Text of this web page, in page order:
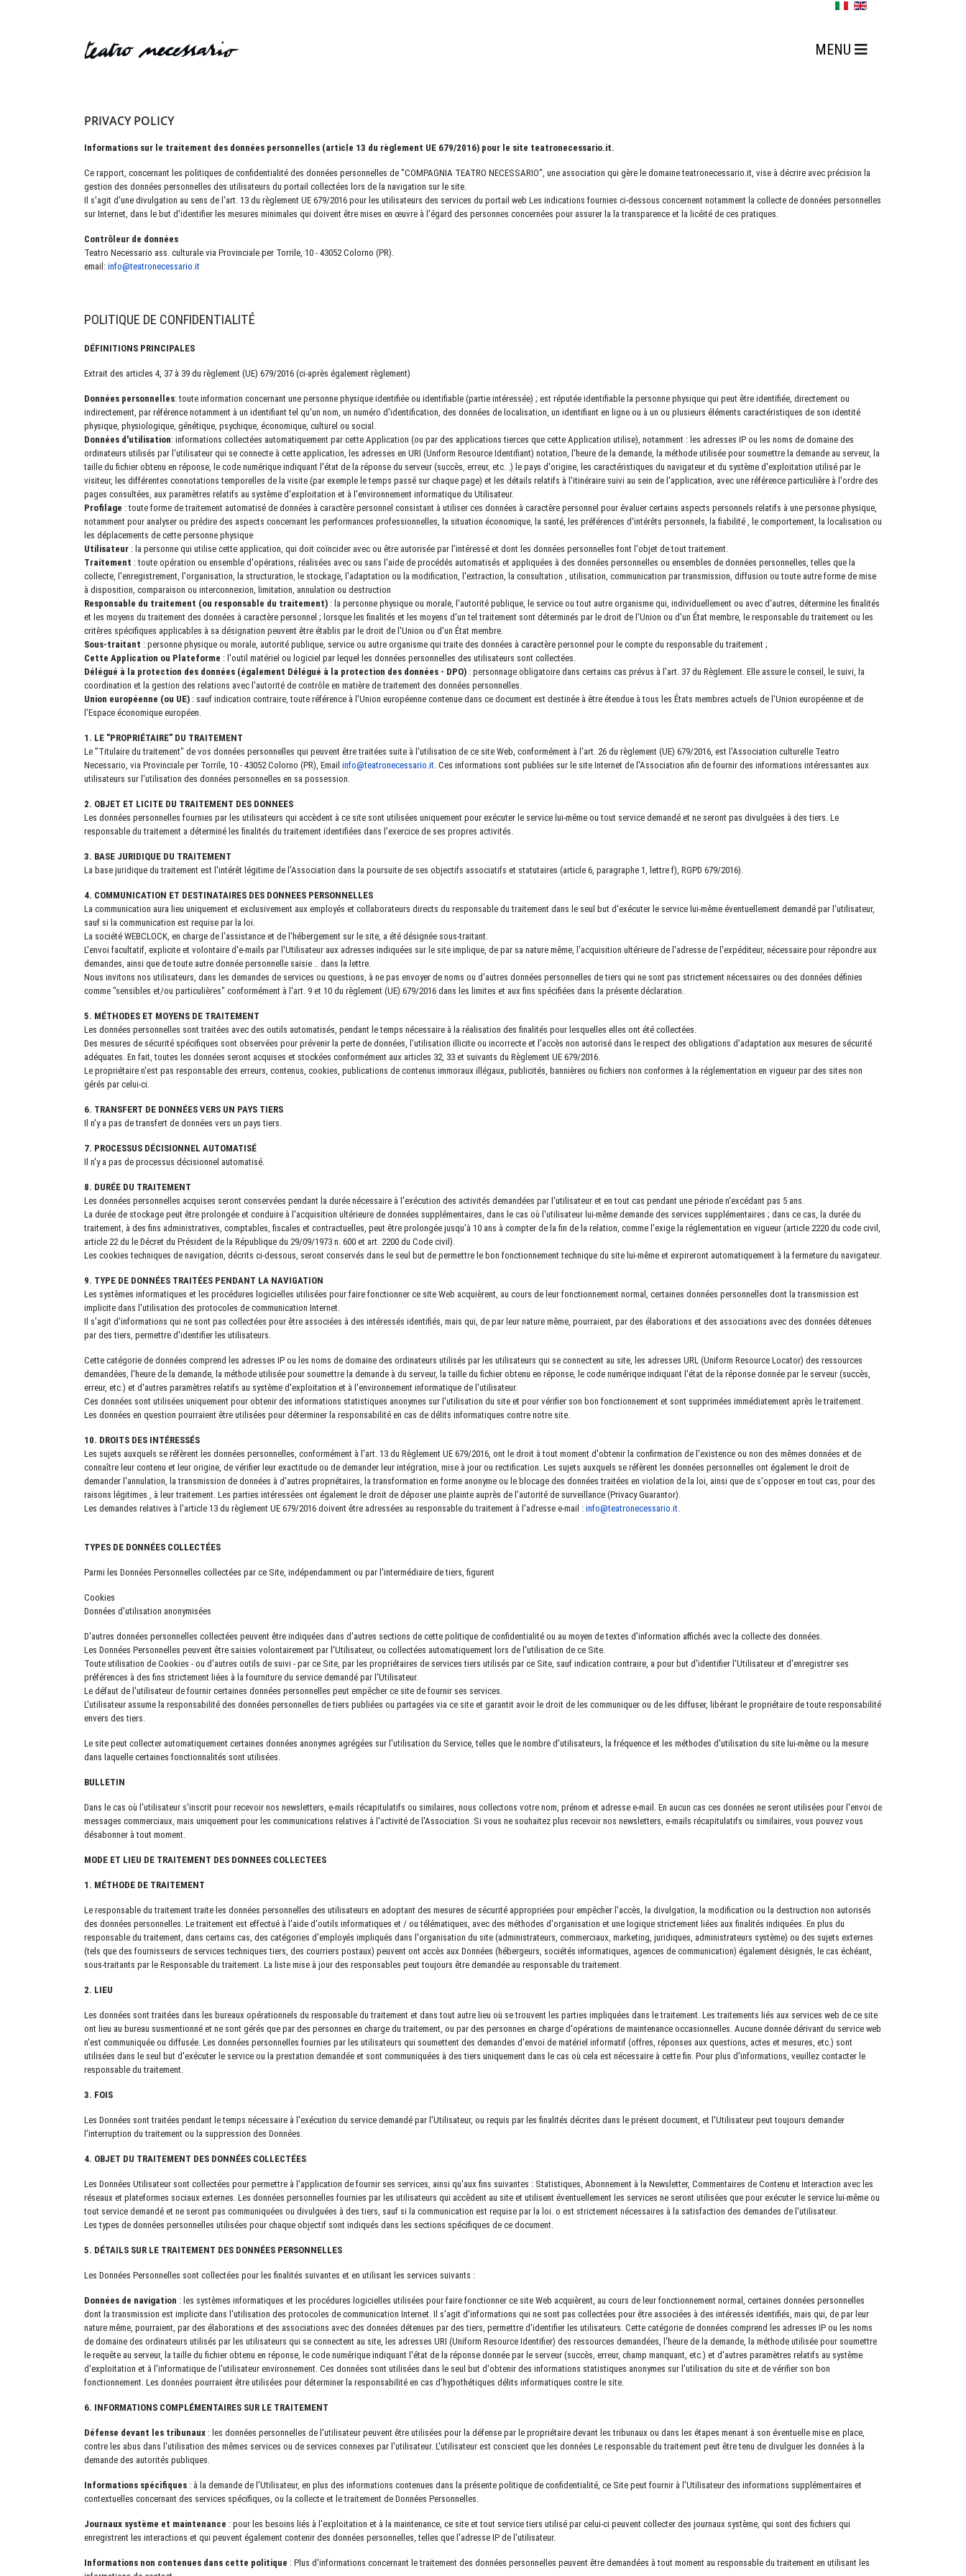
PRIVACY POLICY
Informations sur le traitement des données personnelles (article 13 du règlement UE 679/2016) pour le site teatronecessario.it.
Ce rapport, concernant les politiques de confidentialité des données personnelles de "COMPAGNIA TEATRO NECESSARIO", une association qui gère le domaine teatronecessario.it, vise à décrire avec précision la
gestion des données personnelles des utilisateurs du portail collectées lors de la navigation sur le site.
Il s'agit d'une divulgation au sens de l'art. 13 du règlement UE 679/2016 pour les utilisateurs des services du portail web Les indications fournies ci-dessous concernent notamment la collecte de données personnelles
sur Internet, dans le but d'identifier les mesures minimales qui doivent être mises en œuvre à l'égard des personnes concernées pour assurer la la transparence et la licéité de ces pratiques.
Contrôleur de données
Teatro Necessario ass. culturale via Provinciale per Torrile, 10 - 43052 Colorno (PR).
email: info@teatronecessario.it
POLITIQUE DE CONFIDENTIALITÉ
DÉFINITIONS PRINCIPALES
Extrait des articles 4, 37 à 39 du règlement (UE) 679/2016 (ci-après également règlement)
Données personnelles: toute information concernant une personne physique identifiée ou identifiable (partie intéressée) ; est réputée identifiable la personne physique qui peut être identifiée, directement ou
indirectement, par référence notamment à un identifiant tel qu'un nom, un numéro d'identification, des données de localisation, un identifiant en ligne ou à un ou plusieurs éléments caractéristiques de son identité
physique, physiologique, génétique, psychique, économique, culturel ou social.
Données d'utilisation: informations collectées automatiquement par cette Application (ou par des applications tierces que cette Application utilise), notamment : les adresses IP ou les noms de domaine des
ordinateurs utilisés par l'utilisateur qui se connecte à cette application, les adresses en URI (Uniform Resource Identifiant) ​​notation, l'heure de la demande, la méthode utilisée pour soumettre la demande au serveur, la
taille du fichier obtenu en réponse, le code numérique indiquant l'état de la réponse du serveur (succès, erreur, etc. .) le pays d'origine, les caractéristiques du navigateur et du système d'exploitation utilisé par le
visiteur, les différentes connotations temporelles de la visite (par exemple le temps passé sur chaque page) et les détails relatifs à l'itinéraire suivi au sein de l'application, avec une référence particulière à l'ordre des
pages consultées, aux paramètres relatifs au système d'exploitation et à l'environnement informatique du Utilisateur.
Profilage : toute forme de traitement automatisé de données à caractère personnel consistant à utiliser ces données à caractère personnel pour évaluer certains aspects personnels relatifs à une personne physique,
notamment pour analyser ou prédire des aspects concernant les performances professionnelles, la situation économique, la santé, les préférences d'intérêts personnels, la fiabilité , le comportement, la localisation ou
les déplacements de cette personne physique
Utilisateur : la personne qui utilise cette application, qui doit coïncider avec ou être autorisée par l'intéressé et dont les données personnelles font l'objet de tout traitement.
Traitement : toute opération ou ensemble d'opérations, réalisées avec ou sans l'aide de procédés automatisés et appliquées à des données personnelles ou ensembles de données personnelles, telles que la
collecte, l'enregistrement, l'organisation, la structuration, le stockage, l'adaptation ou la modification, l'extraction, la consultation , utilisation, communication par transmission, diffusion ou toute autre forme de mise
à disposition, comparaison ou interconnexion, limitation, annulation ou destruction
Responsable du traitement (ou responsable du traitement) : la personne physique ou morale, l'autorité publique, le service ou tout autre organisme qui, individuellement ou avec d'autres, détermine les finalités
et les moyens du traitement des données à caractère personnel ; lorsque les finalités et les moyens d'un tel traitement sont déterminés par le droit de l'Union ou d'un État membre, le responsable du traitement ou les
critères spécifiques applicables à sa désignation peuvent être établis par le droit de l'Union ou d'un État membre.
Sous-traitant : personne physique ou morale, autorité publique, service ou autre organisme qui traite des données à caractère personnel pour le compte du responsable du traitement ;
Cette Application ou Plateforme : l'outil matériel ou logiciel par lequel les données personnelles des utilisateurs sont collectées.
Délégué à la protection des données (également Délégué à la protection des données - DPO) : personnage obligatoire dans certains cas prévus à l'art. 37 du Règlement. Elle assure le conseil, le suivi, la
coordination et la gestion des relations avec l'autorité de contrôle en matière de traitement des données personnelles.
Union européenne (ou UE) : sauf indication contraire, toute référence à l'Union européenne contenue dans ce document est destinée à être étendue à tous les États membres actuels de l'Union européenne et de
l'Espace économique européen.
1. LE "PROPRIÉTAIRE" DU TRAITEMENT
Le "Titulaire du traitement" de vos données personnelles qui peuvent être traitées suite à l'utilisation de ce site Web, conformément à l'art. 26 du règlement (UE) 679/2016, est l'Association culturelle Teatro
Necessario, via Provinciale per Torrile, 10 - 43052 Colorno (PR), Email info@teatronecessario.it. Ces informations sont publiées sur le site Internet de l'Association afin de fournir des informations intéressantes aux
utilisateurs sur l'utilisation des données personnelles en sa possession.
2. OBJET ET LICITE DU TRAITEMENT DES DONNEES
Les données personnelles fournies par les utilisateurs qui accèdent à ce site sont utilisées uniquement pour exécuter le service lui-même ou tout service demandé et ne seront pas divulguées à des tiers. Le
responsable du traitement a déterminé les finalités du traitement identifiées dans l'exercice de ses propres activités.
3. BASE JURIDIQUE DU TRAITEMENT
La base juridique du traitement est l'intérêt légitime de l'Association dans la poursuite de ses objectifs associatifs et statutaires (article 6, paragraphe 1, lettre f), RGPD 679/2016).
4. COMMUNICATION ET DESTINATAIRES DES DONNEES PERSONNELLES
La communication aura lieu uniquement et exclusivement aux employés et collaborateurs directs du responsable du traitement dans le seul but d'exécuter le service lui-même éventuellement demandé par l'utilisateur,
sauf si la communication est requise par la loi.
La société WEBCLOCK, en charge de l'assistance et de l'hébergement sur le site, a été désignée sous-traitant.
L'envoi facultatif, explicite et volontaire d'e-mails par l'Utilisateur aux adresses indiquées sur le site implique, de par sa nature même, l'acquisition ultérieure de l'adresse de l'expéditeur, nécessaire pour répondre aux
demandes, ainsi que de toute autre donnée personnelle saisie .. dans la lettre.
Nous invitons nos utilisateurs, dans les demandes de services ou questions, à ne pas envoyer de noms ou d'autres données personnelles de tiers qui ne sont pas strictement nécessaires ou des données définies
comme "sensibles et/ou particulières" conformément à l'art. 9 et 10 du règlement (UE) 679/2016 dans les limites et aux fins spécifiées dans la présente déclaration.
5. MÉTHODES ET MOYENS DE TRAITEMENT
Les données personnelles sont traitées avec des outils automatisés, pendant le temps nécessaire à la réalisation des finalités pour lesquelles elles ont été collectées.
Des mesures de sécurité spécifiques sont observées pour prévenir la perte de données, l'utilisation illicite ou incorrecte et l'accès non autorisé dans le respect des obligations d'adaptation aux mesures de sécurité
adéquates. En fait, toutes les données seront acquises et stockées conformément aux articles 32, 33 et suivants du Règlement UE 679/2016.
Le propriétaire n'est pas responsable des erreurs, contenus, cookies, publications de contenus immoraux illégaux, publicités, bannières ou fichiers non conformes à la réglementation en vigueur par des sites non
gérés par celui-ci.
6. TRANSFERT DE DONNÉES VERS UN PAYS TIERS
Il n'y a pas de transfert de données vers un pays tiers.
7. PROCESSUS DÉCISIONNEL AUTOMATISÉ
Il n'y a pas de processus décisionnel automatisé.
8. DURÉE DU TRAITEMENT
Les données personnelles acquises seront conservées pendant la durée nécessaire à l'exécution des activités demandées par l'utilisateur et en tout cas pendant une période n'excédant pas 5 ans.
La durée de stockage peut être prolongée et conduire à l'acquisition ultérieure de données supplémentaires, dans le cas où l'utilisateur lui-même demande des services supplémentaires ; dans ce cas, la durée du
traitement, à des fins administratives, comptables, fiscales et contractuelles, peut être prolongée jusqu'à 10 ans à compter de la fin de la relation, comme l'exige la réglementation en vigueur (article 2220 du code civil,
article 22 du le Décret du Président de la République du 29/09/1973 n. 600 et art. 2200 du Code civil).
Les cookies techniques de navigation, décrits ci-dessous, seront conservés dans le seul but de permettre le bon fonctionnement technique du site lui-même et expireront automatiquement à la fermeture du navigateur.
9. TYPE DE DONNÉES TRAITÉES PENDANT LA NAVIGATION
Les systèmes informatiques et les procédures logicielles utilisées pour faire fonctionner ce site Web acquièrent, au cours de leur fonctionnement normal, certaines données personnelles dont la transmission est
implicite dans l'utilisation des protocoles de communication Internet.
Il s'agit d'informations qui ne sont pas collectées pour être associées à des intéressés identifiés, mais qui, de par leur nature même, pourraient, par des élaborations et des associations avec des données détenues
par des tiers, permettre d'identifier les utilisateurs.
Cette catégorie de données comprend les adresses IP ou les noms de domaine des ordinateurs utilisés par les utilisateurs qui se connectent au site, les adresses URL (Uniform Resource Locator) des ressources
demandées, l'heure de la demande, la méthode utilisée pour soumettre la demande à du serveur, la taille du fichier obtenu en réponse, le code numérique indiquant l'état de la réponse donnée par le serveur (succès,
erreur, etc.) et d'autres paramètres relatifs au système d'exploitation et à l'environnement informatique de l'utilisateur.
Ces données sont utilisées uniquement pour obtenir des informations statistiques anonymes sur l'utilisation du site et pour vérifier son bon fonctionnement et sont supprimées immédiatement après le traitement.
Les données en question pourraient être utilisées pour déterminer la responsabilité en cas de délits informatiques contre notre site.
10. DROITS DES INTÉRESSÉS
Les sujets auxquels se réfèrent les données personnelles, conformément à l'art. 13 du Règlement UE 679/2016, ont le droit à tout moment d'obtenir la confirmation de l'existence ou non des mêmes données et de
connaître leur contenu et leur origine, de vérifier leur exactitude ou de demander leur intégration, mise à jour ou rectification. Les sujets auxquels se réfèrent les données personnelles ont également le droit de
demander l'annulation, la transmission de données à d'autres propriétaires, la transformation en forme anonyme ou le blocage des données traitées en violation de la loi, ainsi que de s'opposer en tout cas, pour des
raisons légitimes , à leur traitement. Les parties intéressées ont également le droit de déposer une plainte auprès de l'autorité de surveillance (Privacy Guarantor).
Les demandes relatives à l'article 13 du règlement UE 679/2016 doivent être adressées au responsable du traitement à l'adresse e-mail : info@teatronecessario.it.
TYPES DE DONNÉES COLLECTÉES
Parmi les Données Personnelles collectées par ce Site, indépendamment ou par l'intermédiaire de tiers, figurent
Cookies
Données d'utilisation anonymisées
D'autres données personnelles collectées peuvent être indiquées dans d'autres sections de cette politique de confidentialité ou au moyen de textes d'information affichés avec la collecte des données.
Les Données Personnelles peuvent être saisies volontairement par l'Utilisateur, ou collectées automatiquement lors de l'utilisation de ce Site.
Toute utilisation de Cookies - ou d'autres outils de suivi - par ce Site, par les propriétaires de services tiers utilisés par ce Site, sauf indication contraire, a pour but d'identifier l'Utilisateur et d'enregistrer ses
préférences à des fins strictement liées à la fourniture du service demandé par l'Utilisateur.
Le défaut de l'utilisateur de fournir certaines données personnelles peut empêcher ce site de fournir ses services.
L'utilisateur assume la responsabilité des données personnelles de tiers publiées ou partagées via ce site et garantit avoir le droit de les communiquer ou de les diffuser, libérant le propriétaire de toute responsabilité
envers des tiers.
Le site peut collecter automatiquement certaines données anonymes agrégées sur l'utilisation du Service, telles que le nombre d'utilisateurs, la fréquence et les méthodes d'utilisation du site lui-même ou la mesure
dans laquelle certaines fonctionnalités sont utilisées.
BULLETIN
Dans le cas où l'utilisateur s'inscrit pour recevoir nos newsletters, e-mails récapitulatifs ou similaires, nous collectons votre nom, prénom et adresse e-mail. En aucun cas ces données ne seront utilisées pour l'envoi de
messages commerciaux, mais uniquement pour les communications relatives à l'activité de l'Association. Si vous ne souhaitez plus recevoir nos newsletters, e-mails récapitulatifs ou similaires, vous pouvez vous
désabonner à tout moment.
MODE ET LIEU DE TRAITEMENT DES DONNEES COLLECTEES
1. MÉTHODE DE TRAITEMENT
Le responsable du traitement traite les données personnelles des utilisateurs en adoptant des mesures de sécurité appropriées pour empêcher l'accès, la divulgation, la modification ou la destruction non autorisés
des données personnelles. Le traitement est effectué à l'aide d'outils informatiques et / ou télématiques, avec des méthodes d'organisation et une logique strictement liées aux finalités indiquées. En plus du
responsable du traitement, dans certains cas, des catégories d'employés impliqués dans l'organisation du site (administrateurs, commerciaux, marketing, juridiques, administrateurs système) ou des sujets externes
(tels que des fournisseurs de services techniques tiers, des courriers postaux) peuvent ont accès aux Données (hébergeurs, sociétés informatiques, agences de communication) également désignés, le cas échéant,
sous-traitants par le Responsable du traitement. La liste mise à jour des responsables peut toujours être demandée au responsable du traitement.
2. LIEU
Les données sont traitées dans les bureaux opérationnels du responsable du traitement et dans tout autre lieu où se trouvent les parties impliquées dans le traitement. Les traitements liés aux services web de ce site
ont lieu au bureau susmentionné et ne sont gérés que par des personnes en charge du traitement, ou par des personnes en charge d'opérations de maintenance occasionnelles. Aucune donnée dérivant du service web
n'est communiquée ou diffusée. Les données personnelles fournies par les utilisateurs qui soumettent des demandes d'envoi de matériel informatif (offres, réponses aux questions, actes et mesures, etc.) sont
utilisées dans le seul but d'exécuter le service ou la prestation demandée et sont communiquées à des tiers uniquement dans le cas où cela est nécessaire à cette fin. Pour plus d'informations, veuillez contacter le
responsable du traitement.
3. FOIS
Les Données sont traitées pendant le temps nécessaire à l'exécution du service demandé par l'Utilisateur, ou requis par les finalités décrites dans le présent document, et l'Utilisateur peut toujours demander
l'interruption du traitement ou la suppression des Données.
4. OBJET DU TRAITEMENT DES DONNÉES COLLECTÉES
Les Données Utilisateur sont collectées pour permettre à l'application de fournir ses services, ainsi qu'aux fins suivantes : Statistiques, Abonnement à la Newsletter, Commentaires de Contenu et Interaction avec les
réseaux et plateformes sociaux externes. Les données personnelles fournies par les utilisateurs qui accèdent au site et utilisent éventuellement les services ne seront utilisées que pour exécuter le service lui-même ou
tout service demandé et ne seront pas communiquées ou divulguées à des tiers, sauf si la communication est requise par la loi. o est strictement nécessaires à la satisfaction des demandes de l'utilisateur.
Les types de données personnelles utilisées pour chaque objectif sont indiqués dans les sections spécifiques de ce document.
5. DÉTAILS SUR LE TRAITEMENT DES DONNÉES PERSONNELLES
Les Données Personnelles sont collectées pour les finalités suivantes et en utilisant les services suivants :
Données de navigation : les systèmes informatiques et les procédures logicielles utilisées pour faire fonctionner ce site Web acquièrent, au cours de leur fonctionnement normal, certaines données personnelles
dont la transmission est implicite dans l'utilisation des protocoles de communication Internet. Il s'agit d'informations qui ne sont pas collectées pour être associées à des intéressés identifiés, mais qui, de par leur
nature même, pourraient, par des élaborations et des associations avec des données détenues par des tiers, permettre d'identifier les utilisateurs. Cette catégorie de données comprend les adresses IP ou les noms
de domaine des ordinateurs utilisés par les utilisateurs qui se connectent au site, les adresses URI (Uniform Resource Identifier) ​​​​des ressources demandées, l'heure de la demande, la méthode utilisée pour soumettre
le requête au serveur, la taille du fichier obtenu en réponse, le code numérique indiquant l'état de la réponse donnée par le serveur (succès, erreur, champ manquant, etc.) et d'autres paramètres relatifs au système
d'exploitation et à l'informatique de l'utilisateur environnement. Ces données sont utilisées dans le seul but d'obtenir des informations statistiques anonymes sur l'utilisation du site et de vérifier son bon
fonctionnement. Les données pourraient être utilisées pour déterminer la responsabilité en cas d'hypothétiques délits informatiques contre le site.
6. INFORMATIONS COMPLÉMENTAIRES SUR LE TRAITEMENT
Défense devant les tribunaux : les données personnelles de l'utilisateur peuvent être utilisées pour la défense par le propriétaire devant les tribunaux ou dans les étapes menant à son éventuelle mise en place,
contre les abus dans l'utilisation des mêmes services ou de services connexes par l'utilisateur. L'utilisateur est conscient que les données Le responsable du traitement peut être tenu de divulguer les données à la
demande des autorités publiques.
Informations spécifiques : à la demande de l'Utilisateur, en plus des informations contenues dans la présente politique de confidentialité, ce Site peut fournir à l'Utilisateur des informations supplémentaires et
contextuelles concernant des services spécifiques, ou la collecte et le traitement de Données Personnelles.
Journaux système et maintenance : pour les besoins liés à l'exploitation et à la maintenance, ce site et tout service tiers utilisé par celui-ci peuvent collecter des journaux système, qui sont des fichiers qui
enregistrent les interactions et qui peuvent également contenir des données personnelles, telles que l'adresse IP de l'utilisateur.
Informations non contenues dans cette politique : Plus d'informations concernant le traitement des données personnelles peuvent être demandées à tout moment au responsable du traitement en utilisant les